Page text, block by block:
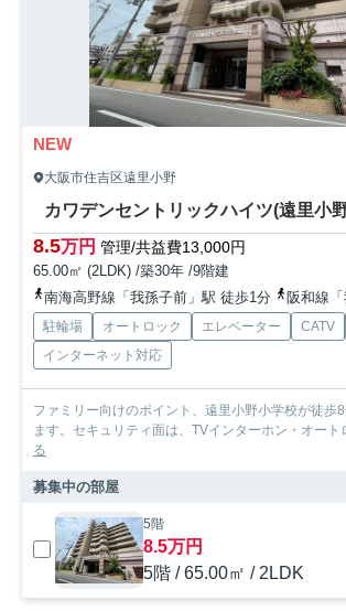
NEW
大阪市住吉区遠里小野
8.5万円 管理/共益費13,000円
65.00㎡ (2LDK) /築30年 /9階建
南海高野線「我孫子前」駅 徒歩1分
阪和線「我
駐輪場 オートロック エレベーター CATV
インターネット対応
ファミリー向けのポイント、遠里小野小学校が徒歩
ます。セキュリティ面は、TVインターホン・オート
る
募集中の部屋
5階
8.5万円
5階 / 65.00㎡ / 2LDK